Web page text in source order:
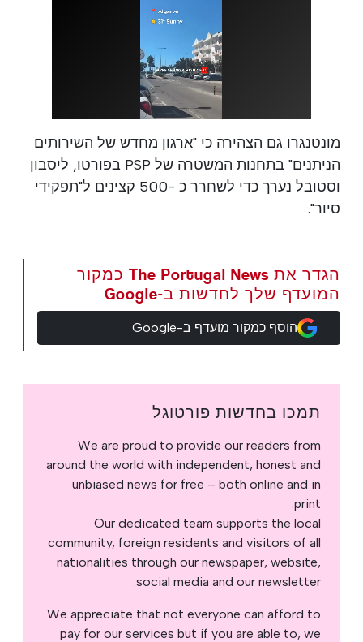
מונטנגרו גם הצהירה כי "ארגון מחדש של השירותים
הניתנים" בתחנות המשטרה של PSP בפורטו, ליסבון
וסטובל נערך כדי לשחרר כ -500 קצינים ל"תפקידי
סיור".
הגדר את The Portugal News כמקור
המועדף שלך לחדשות ב-Google
הוסף כמקור מועדף ב-Google
תמכו בחדשות פורטוגל
We are proud to provide our readers from
around the world with independent, honest and
unbiased news for free – both online and in
print.
Our dedicated team supports the local
community, foreign residents and visitors of all
nationalities through our newspaper, website,
social media and our newsletter.
We appreciate that not everyone can afford to
pay for our services but if you are able to, we